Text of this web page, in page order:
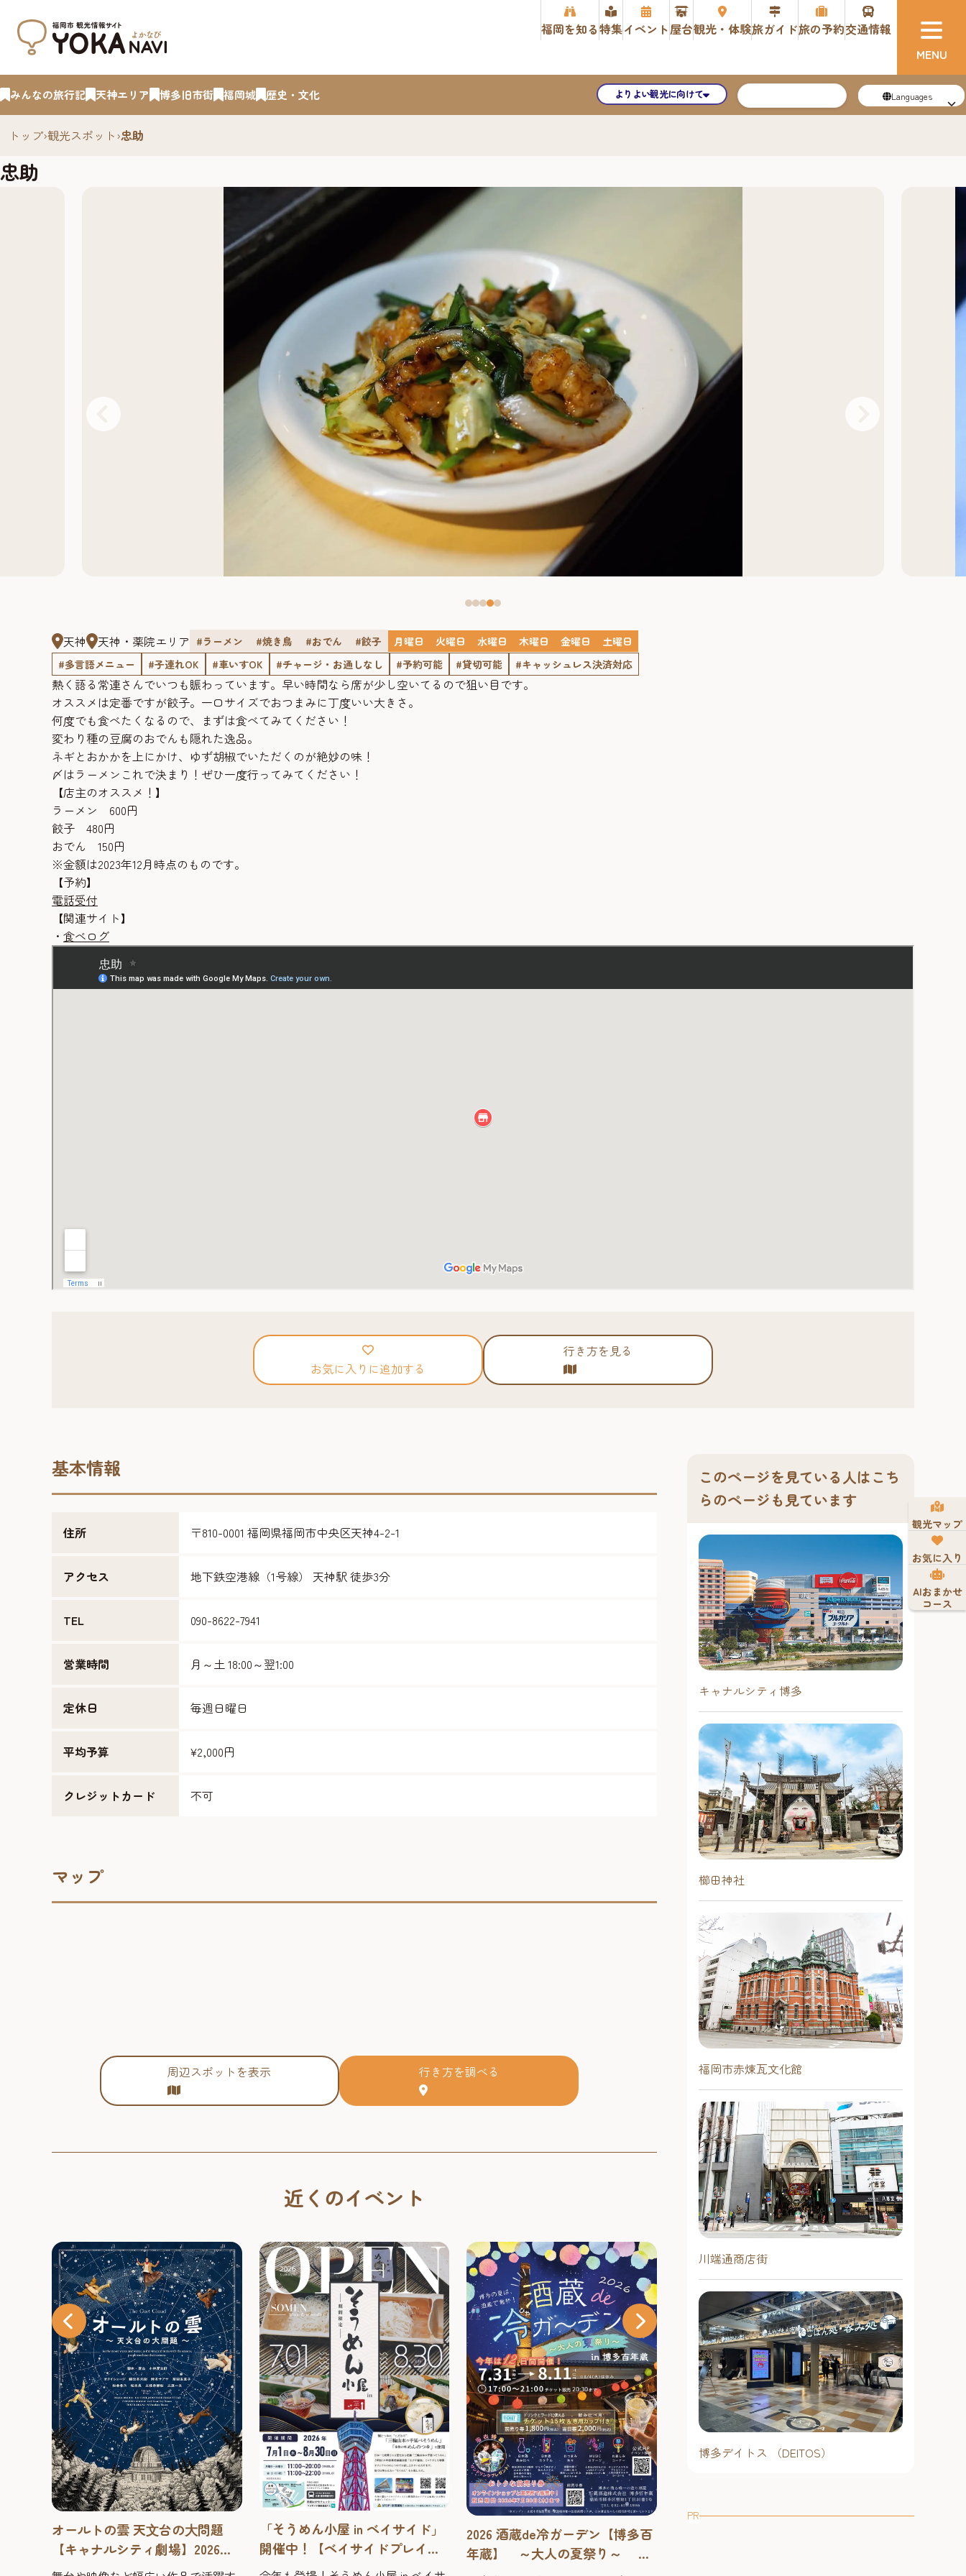
福岡を知る特集イベント屋台観光・体験旅ガイド旅の予約交通情報
みんなの旅行記 天神エリア 博多旧市街 福岡城 歴史・文化 よりよい観光に向けて Languages
トップ›観光スポット›忠助
忠助
天神 天神・薬院エリア #ラーメン #焼き鳥 #おでん #餃子 月曜日 火曜日 水曜日 木曜日 金曜日
土曜日
#多言語メニュー
#子連れOK #車いすOK #チャージ・お通しなし #予約可能 #貸切可能 #キャッシュレス決済対応
熱く語る常連さんでいつも賑わっています。早い時間なら席が少し空いてるので狙い目です。
オススメは定番ですが餃子。一口サイズでおつまみに丁度いい大きさ。
何度でも食べたくなるので、まずは食べてみてください！
変わり種の豆腐のおでんも隠れた逸品。
ネギとおかかを上にかけ、ゆず胡椒でいただくのが絶妙の味！
〆はラーメンこれで決まり！ぜひ一度行ってみてください！
【店主のオススメ！】
ラーメン 600円
餃子 480円
おでん 150円
※金額は2023年12月時点のものです。
【予約】
電話受付
【関連サイト】
・ 食べログ
お気に入りに追加する
行き方を見る
基本情報
住所 〒810-0001 福岡県福岡市中央区天神4-2-1
アクセス 地下鉄空港線（1号線） 天神駅 徒歩3分
TEL 090-8622-7941
営業時間 月～土 18:00～翌1:00
定休日 毎週日曜日
平均予算 ¥2,000円
クレジットカード 不可
マップ
周辺スポットを表示 行き方を調べる
近くのイベント
オールトの雲 天⽂台の⼤問題
【キャナルシティ劇場】2026
年 ～“アカデミック・コメ
「そうめん小屋 in ベイサイド」
開催中！【ベイサイドプレイス
博多】 2026年
2026 酒蔵de冷ガーデン【博多百
年蔵】 ～大人の夏祭り～ 博
福岡造船『進水式』【福岡造船
福岡工場】2026年 ～全長100m
を超える巨大な船体が、海面へ
目の前で繰り広げられるドラマチッ
水式を見学できるイベント！ 全長
進水時間： 2026年8月17日（火曜
博多港発着ク
施している「
FUJI」の船内
す！
博多港発着ク
ている「MITSUI
過ごす優雅な
予約必要（
このページを見ている人はこち
らのページも見ています
キャナルシティ博多
櫛田神社
福岡市赤煉瓦文化館
川端通商店街
博多デイトス （DEITOS）
PR
観光マップ
お気に入り
AIおまかせ
コース